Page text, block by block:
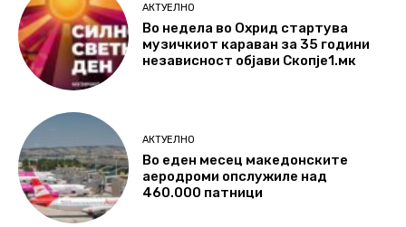
АКТУЕЛНО
Во недела во Охрид стартува
музичкиот караван за 35 години
независност објави Скопје1.мк
АКТУЕЛНО
Во еден месец македонските
аеродроми опслужиле над
460.000 патници